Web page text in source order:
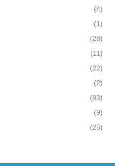
(4)
(1)
(28)
(11)
(22)
(2)
(83)
(9)
(25)